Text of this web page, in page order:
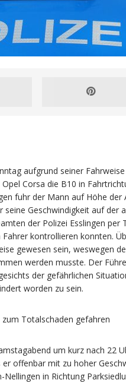
aufgrund seiner
Corsa die B10 in
fuhr der Mann auf Höhe der
Geschwindigkeit auf der
der Polizei Esslingen per
kontrollieren konnten.
gewesen sein, weswegen
werden musste. Der
der gefährlichen
worden zu sein.
Totalschaden gefahren
um kurz nach 22
offenbar mit zu hoher
in Richtung